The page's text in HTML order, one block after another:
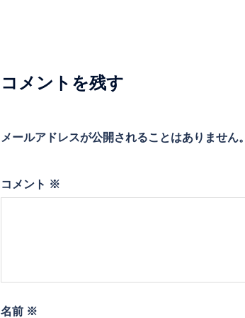
コメントを残す
メールアドレスが公開されることはありません。
コメント ※
名前 ※